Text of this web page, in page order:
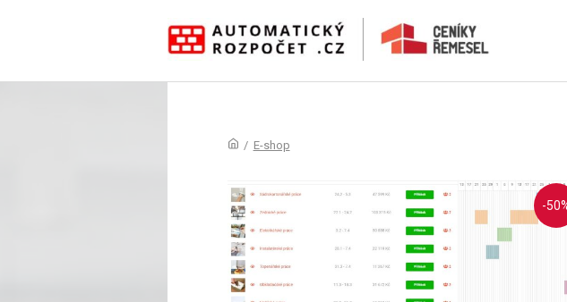
/ E-shop
-